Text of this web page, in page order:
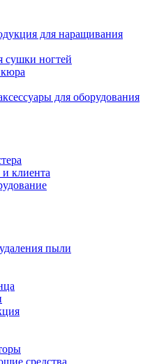
для наращивания
ногтей
для оборудования
клиента
пыли
средства